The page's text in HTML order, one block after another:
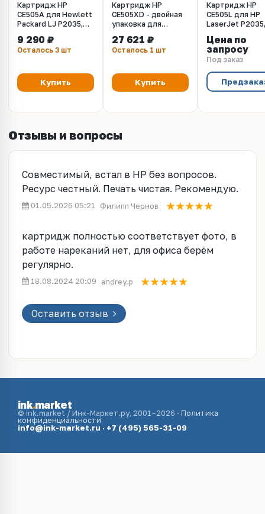
Картридж HP
CE505A для Hewlett
Packard LJ P2035,
копий.
9 290 ₽
Осталось 3 шт
Купить
Картридж HP
CE505XD - двойная
упаковка для
P2055D / P2055DN.
(Ресурс 2 x 6500
27 621 ₽
Осталось 1 шт
Купить
Картридж HP
CE505L для HP
LaserJet P2035,
LaserJet
(черный, 1000
Цена по
запросу
Под заказ
Отзывы и вопросы
Совместимый, встал в HP без вопросов.
Ресурс честный. Печать чистая. Рекомендую.
01.05.2026 05:21 Филипп Чернов
картридж полностью соответствует фото, в
работе нареканий нет, для офиса берём
регулярно.
18.08.2024 20:09 andrey.p
Оставить отзыв
ink.market
© ink.market / Инк-Маркет.ру, 2001–2026 · Политика
конфиденциальности
info@ink-market.ru · +7 (495) 565-31-09